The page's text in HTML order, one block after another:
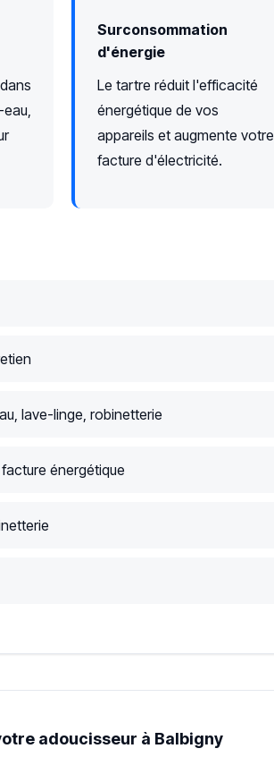
Surconsommation
d'énergie
Le tartre réduit l'efficacité
énergétique de vos
appareils et augmente votre
facture d'électricité.
lave-linge, robinetterie
énergétique
adoucisseur à Balbigny